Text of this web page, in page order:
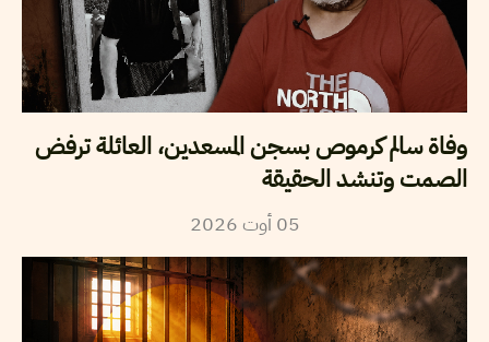
وفاة سالم كرموص بسجن المسعدين، العائلة ترفض
الصمت وتنشد الحقيقة
05 أوت2026